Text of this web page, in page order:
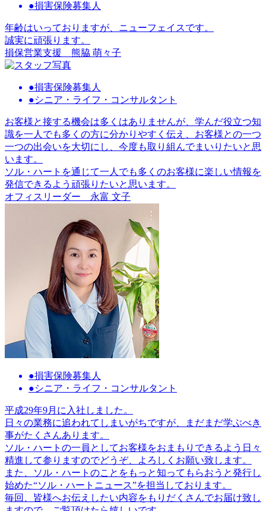
●損害保険募集人
年齢はいっておりますが、ニューフェイスです。
誠実に頑張ります。
損保営業支援 熊脇 萌々子
●損害保険募集人
●シニア・ライフ・コンサルタント
お客様と接する機会は多くはありませんが、学んだ役立つ知
識を一人でも多くの方に分かりやすく伝え、お客様との一つ
一つの出会いを大切にし、今度も取り組んでまいりたいと思
います。
ソル・ハートを通じて一人でも多くのお客様に楽しい情報を
発信できるよう頑張りたいと思います。
オフィスリーダー 永富 文子
●損害保険募集人
●シニア・ライフ・コンサルタント
平成29年9月に入社しました。
日々の業務に追われてしまいがちですが、まだまだ学ぶべき
事がたくさんあります。
ソル・ハートの一員としてお客様をおまもりできるよう日々
精進して参りますのでどうぞ、よろしくお願い致します。
また、ソル・ハートのことをもっと知ってもらおうと発行し
始めた“ソル・ハートニュース”を担当しております。
毎回、皆様へお伝えしたい内容をもりだくさんでお届け致し